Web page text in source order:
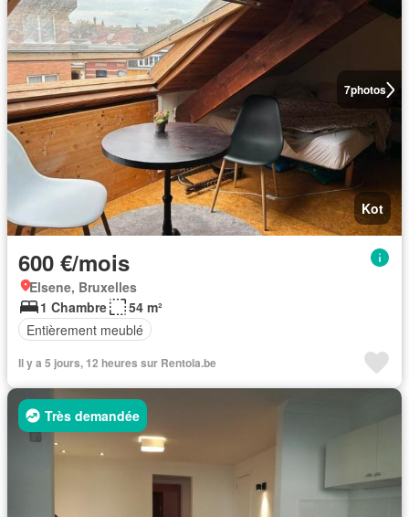
7photos
Kot
600 €/mois
Elsene, Bruxelles
1 Chambre
54 m²
Entièrement meublé
Il y a 5 jours, 12 heures sur Rentola.be
Très demandée